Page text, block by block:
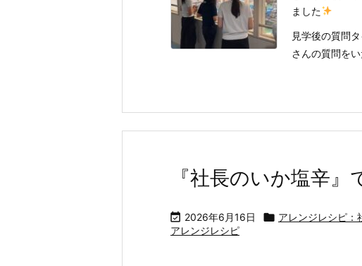
ました
見学後の質問
さんの質問を
『社長のいか塩辛』
 2026年6月16日  アレンジレシピ：
アレンジレシピ